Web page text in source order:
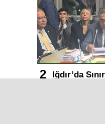
Iğdır’da